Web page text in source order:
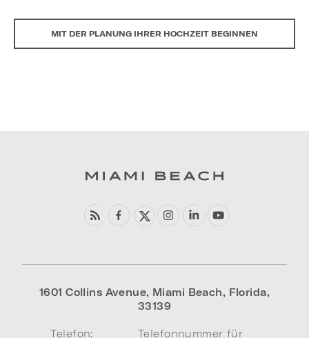
MIT DER PLANUNG IHRER HOCHZEIT BEGINNEN
1601 Collins Avenue, Miami Beach, Florida,
33139
Telefon:
Telefonnummer für